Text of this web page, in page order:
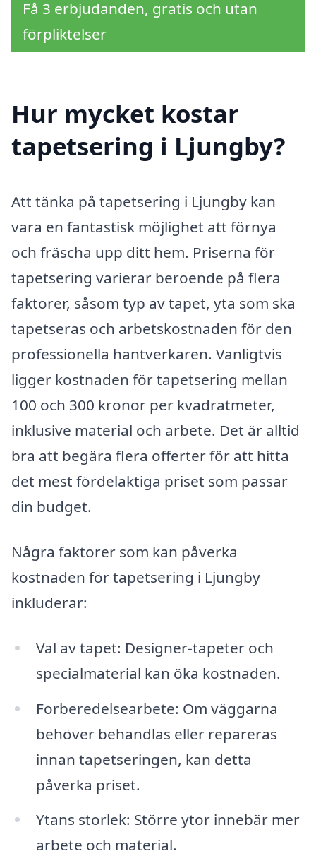
Få 3 erbjudanden, gratis och utan
förpliktelser
Hur mycket kostar
tapetsering i Ljungby?
Att tänka på tapetsering i Ljungby kan
vara en fantastisk möjlighet att förnya
och fräscha upp ditt hem. Priserna för
tapetsering varierar beroende på flera
faktorer, såsom typ av tapet, yta som ska
tapetseras och arbetskostnaden för den
professionella hantverkaren. Vanligtvis
ligger kostnaden för tapetsering mellan
100 och 300 kronor per kvadratmeter,
inklusive material och arbete. Det är alltid
bra att begära flera offerter för att hitta
det mest fördelaktiga priset som passar
din budget.
Några faktorer som kan påverka
kostnaden för tapetsering i Ljungby
inkluderar:
Val av tapet: Designer-tapeter och
specialmaterial kan öka kostnaden.
Forberedelsearbete: Om väggarna
behöver behandlas eller repareras
innan tapetseringen, kan detta
påverka priset.
Ytans storlek: Större ytor innebär mer
arbete och material.